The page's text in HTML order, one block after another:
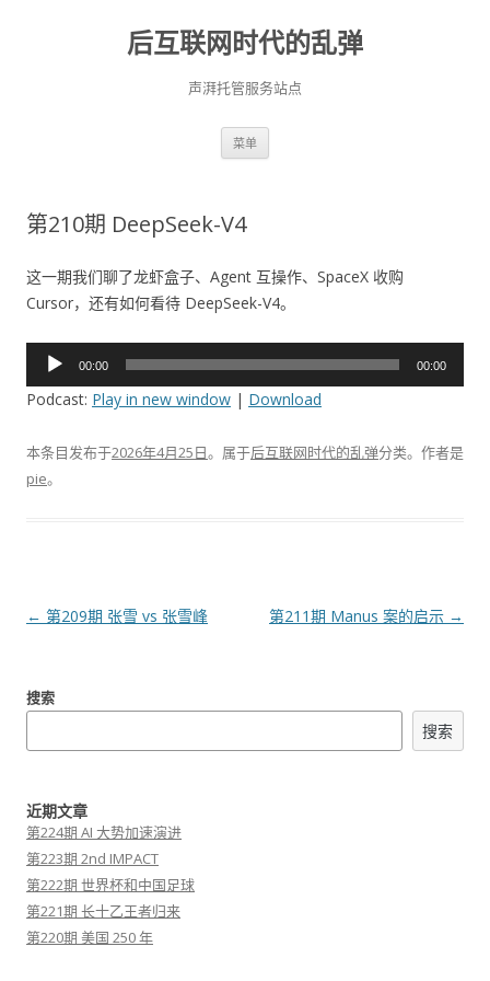
后互联网时代的乱弹
声湃托管服务站点
菜单
第210期 DeepSeek-V4
这一期我们聊了龙虾盒子、Agent 互操作、SpaceX 收购
Cursor，还有如何看待 DeepSeek-V4。
播
器
00:00 00:00
Podcast: Play in new window | Download
本条目发布于2026年4月25日。属于后互联网时代的乱弹分类。 作者是
pie。
文
航
← 第209期 张雪 vs 张雪峰 第211期 Manus 案的启示 →
搜索
搜索
近期文章
第224期 AI 大势加速演进
第223期 2nd IMPACT
第222期 世界杯和中国足球
第221期 长十乙王者归来
第220期 美国 250 年